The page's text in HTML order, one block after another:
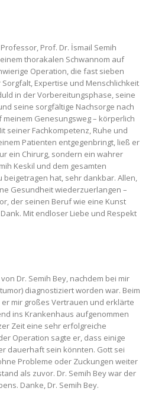
Prof. Dr. İsmail Semih
thorakalen Schwannom auf
Operation, die fast sieben
Expertise und Menschlichkeit
in der Vorbereitungsphase, seine
seine sorgfältige Nachsorge nach
Genesungsweg – körperlich
seiner Fachkompetenz, Ruhe und
Patienten entgegenbringt, ließ er
ein Chirurg, sondern ein wahrer
Keskil und dem gesamten
beigetragen hat, sehr dankbar. Allen,
Gesundheit wiederzuerlangen –
der seinen Beruf wie eine Kunst
Mit endloser Liebe und Respekt
Dr. Semih Bey, nachdem bei mir
diagnostiziert worden war. Beim
mir großes Vertrauen und erklärte
ins Krankenhaus aufgenommen
Zeit eine sehr erfolgreiche
Operation sagte er, dass einige
dauerhaft sein könnten. Gott sei
Probleme oder Zuckungen weiter
als zuvor. Dr. Semih Bey war der
Danke, Dr. Semih Bey.